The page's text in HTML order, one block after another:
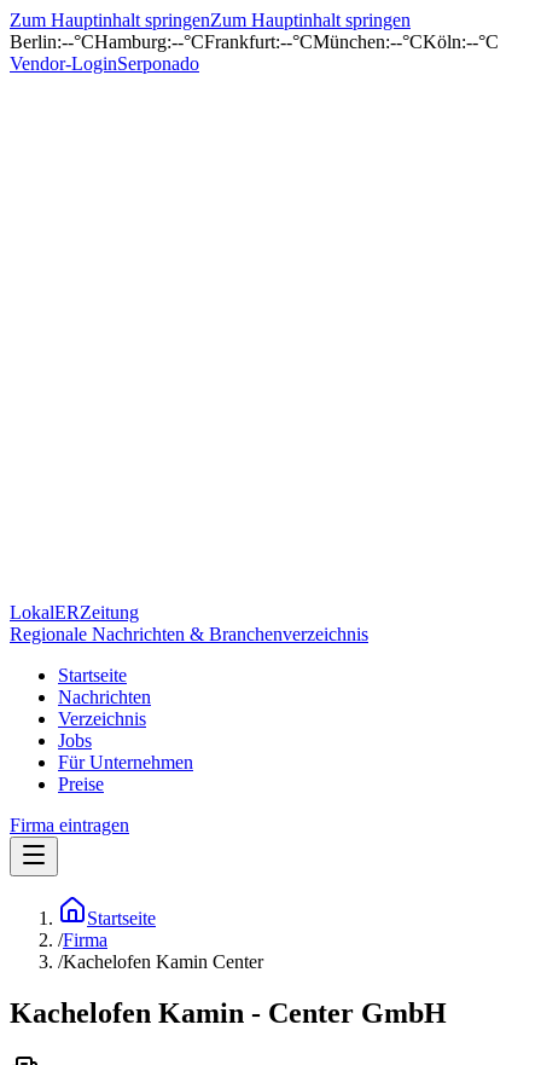
Zum Hauptinhalt springenZum Hauptinhalt springen
Berlin:--°CHamburg:--°CFrankfurt:--°CMünchen:--°CKöln:--°C
Vendor-LoginSerponado
LokalERZeitung
Regionale Nachrichten & Branchenverzeichnis
Startseite
Nachrichten
Verzeichnis
Jobs
Für Unternehmen
Preise
Firma eintragen
Startseite
/Firma
/Kachelofen Kamin Center
Kachelofen Kamin - Center GmbH